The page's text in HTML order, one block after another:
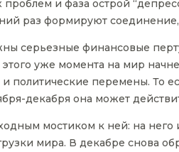
и фаза острой
раз формируют
серьезные финансовые
уже момента на мир
политические перемены. То
декабря она может
мостиком к ней: на
мира. В декабре снова